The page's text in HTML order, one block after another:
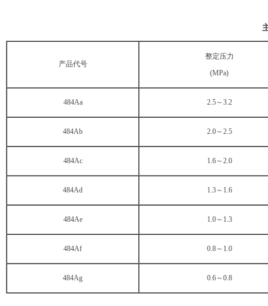
产品代号
整定压力
(MPa)
484Aa 2.5～3.2
484Ab 2.0～2.5
484Ac 1.6～2.0
484Ad 1.3～1.6
484Ae 1.0～1.3
484Af 0.8～1.0
484Ag 0.6～0.8